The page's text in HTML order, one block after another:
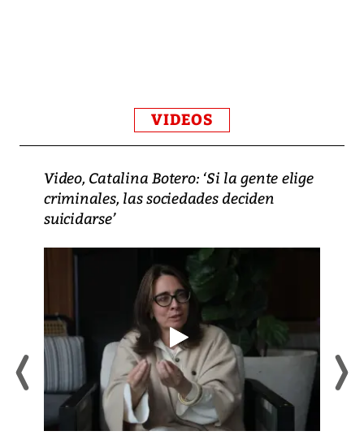
VIDEOS
Video, Catalina Botero: ‘Si la gente elige
criminales, las sociedades deciden
suicidarse’